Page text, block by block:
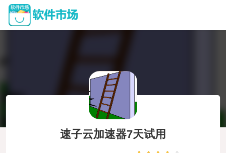
速子云加速器7天试用